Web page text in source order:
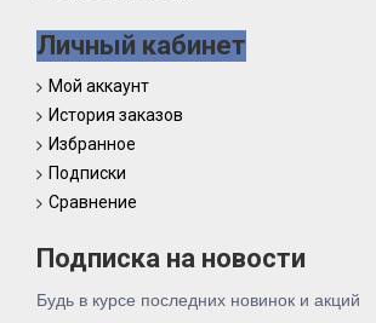
Личный кабинет
Мой аккаунт
История заказов
Избранное
Подписки
Сравнение
Подписка на новости
Будь в курсе последних новинок и акций